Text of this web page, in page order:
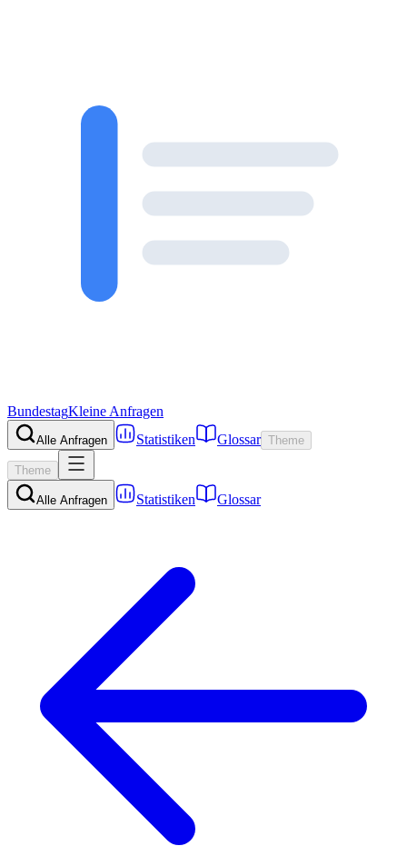
BundestagKleine Anfragen
Alle Anfragen Statistiken Glossar Theme
Theme
Alle Anfragen Statistiken Glossar